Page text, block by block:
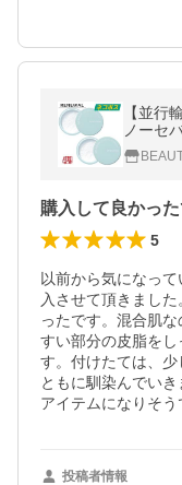
【並行
ノーセ
リニュ
購入して良かった
5
以前から気になっ
入させて頂きまし
ったです。混合肌
すい部分の皮脂を
す。付けたては、
ともに馴染んでい
アイテムになりそう
投稿者情報